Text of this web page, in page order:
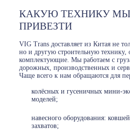
КАКУЮ ТЕХНИКУ
ПРИВЕЗТИ
VIG Trans доставляет из Китая не
но и другую строительную технику,
комплектующие. Мы работаем с
дорожных, производственных и
Чаще всего к нам обращаются для
колёсных и гусеничных мини-
моделей;
навесного оборудования:
захватов;